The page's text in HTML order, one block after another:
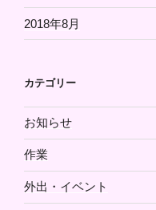
2018年8月
カテゴリー
お知らせ
作業
外出・イベント